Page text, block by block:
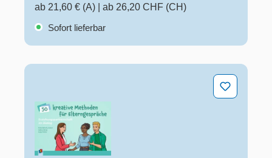
ab 21,60 € (A)
ab 26,20 CHF (CH)
Sofort lieferbar
Erziehungspartnerschaft im Dialog – 50 kreative